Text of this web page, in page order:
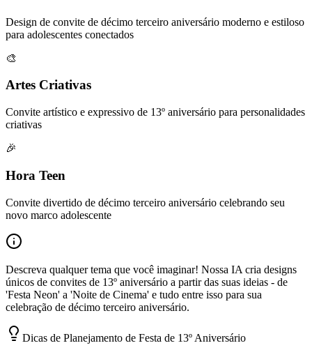
Design de convite de décimo terceiro aniversário moderno e estiloso
para adolescentes conectados
🎨
Artes Criativas
Convite artístico e expressivo de 13º aniversário para personalidades
criativas
🎉
Hora Teen
Convite divertido de décimo terceiro aniversário celebrando seu
novo marco adolescente
Descreva qualquer tema que você imaginar! Nossa IA cria designs
únicos de convites de 13º aniversário a partir das suas ideias - de
'Festa Neon' a 'Noite de Cinema' e tudo entre isso para sua
celebração de décimo terceiro aniversário.
Dicas de Planejamento de Festa de 13º Aniversário